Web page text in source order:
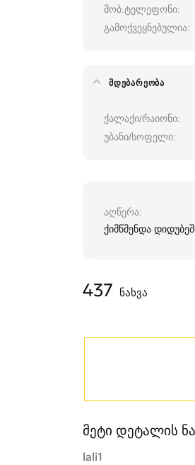
მობ.ტელეფონი
გამოქვეყნებულია
ᲛᲓᲔᲑᲐᲠᲔᲝᲑᲐ
ქალაქი/რაიონი
უბანი/სოფელი
აღწერა
ქიმწმენდა
437 ნახვა
მეტი დეტალის
lali1